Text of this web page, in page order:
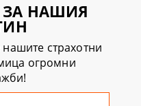
ЗА НАШИЯ
страхотни
огромни